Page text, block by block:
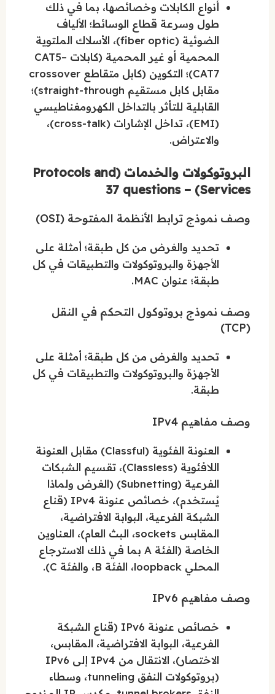
أنواع الكابلات وخصائصها، بما في ذلك
طول وسرعة قطاع الوسائط؛ الألياف
الضوئية (fiber optic)، الأسلاك الملتوية
المحمية أو غير المحمية (كابلات CAT5–
CAT7)؛ التكوين (كابل متقاطع crossover
مقابل كابل مستقيم straight-through)؛
القابلية للتأثر بالتداخل الكهرومغناطيسي
(EMI)، تداخل الإشارات (cross-talk)،
والاعتراض.
البروتوكولات والخدمات (Protocols and
Services) – 37 questions
وصف نموذج ترابط الأنظمة المفتوحة (OSI)
تحديد والغرض من كل طبقة؛ أمثلة على
الأجهزة والبروتوكولات والتطبيقات في كل
طبقة؛ عنوان MAC.
وصف نموذج بروتوكول التحكم في النقل
(TCP)
تحديد والغرض من كل طبقة؛ أمثلة على
الأجهزة والبروتوكولات والتطبيقات في كل
طبقة.
وصف مفاهيم IPv4
العنونة الفئوية (Classful) مقابل العنونة
اللافئوية (Classless)، تقسيم الشبكات
الفرعية (Subnetting) (الغرض ولماذا
يُستخدم)، خصائص عنونة IPv4 (قناع
الشبكة الفرعية، البوابة الافتراضية،
المقابس sockets، البث العام)، العناوين
الخاصة (الفئة A بما في ذلك الاسترجاع
المحلي loopback، الفئة B، والفئة C).
وصف مفاهيم IPv6
خصائص عنونة IPv6 (قناع الشبكة
الفرعية، البوابة الافتراضية، المقابس،
الاختصار)، الانتقال من IPv4 إلى IPv6
(بروتوكولات النفق tunneling، وسطاء